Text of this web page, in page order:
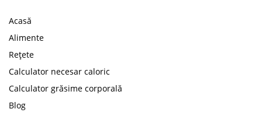
Acasă
Alimente
Rețete
Calculator necesar caloric
Calculator grăsime corporală
Blog